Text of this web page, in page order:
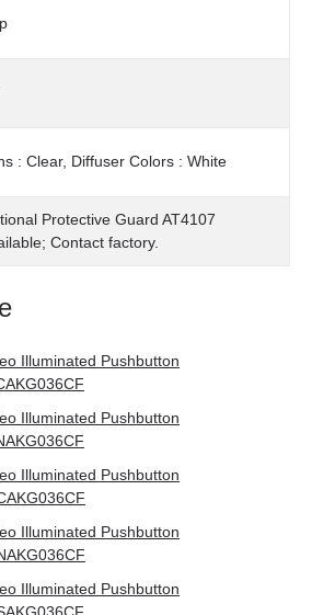
: Clear, Diffuser Colors : White
Protective Guard AT4107
Contact factory.
Illuminated Pushbutton
Illuminated Pushbutton
Illuminated Pushbutton
Illuminated Pushbutton
Illuminated Pushbutton